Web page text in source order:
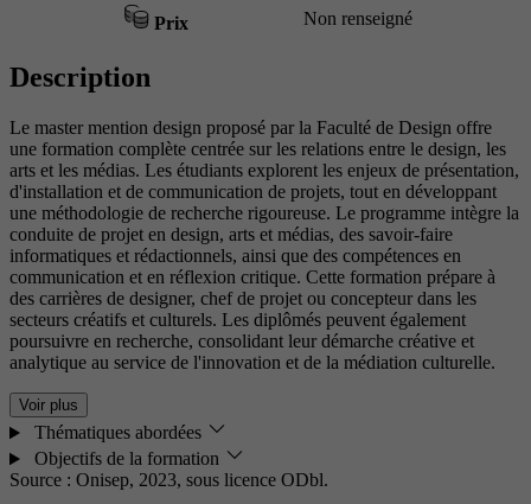
Prix Non renseigné
Description
Le master mention design proposé par la Faculté de Design offre
une formation complète centrée sur les relations entre le design, les
arts et les médias. Les étudiants explorent les enjeux de présentation,
d'installation et de communication de projets, tout en développant
une méthodologie de recherche rigoureuse. Le programme intègre la
conduite de projet en design, arts et médias, des savoir-faire
informatiques et rédactionnels, ainsi que des compétences en
communication et en réflexion critique. Cette formation prépare à
des carrières de designer, chef de projet ou concepteur dans les
secteurs créatifs et culturels. Les diplômés peuvent également
poursuivre en recherche, consolidant leur démarche créative et
analytique au service de l'innovation et de la médiation culturelle.
Voir plus
Thématiques abordées
Objectifs de la formation
Source : Onisep, 2023, sous licence ODbl.